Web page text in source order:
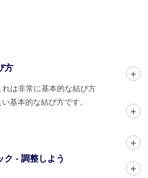
方
は非常に基本的な結び方
基本的な結び方です。
ク - 調整しよう